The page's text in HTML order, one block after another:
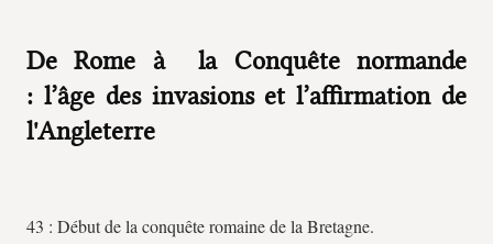
De Rome à la Conquête normande
: l’âge des invasions et l’affirmation de
l'Angleterre
43 : Début de la conquête romaine de la Bretagne.